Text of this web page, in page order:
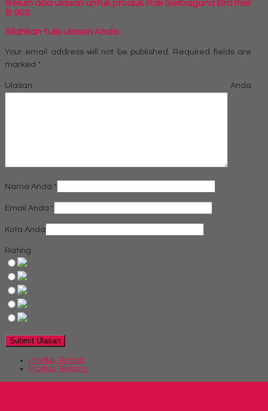
Belum ada ulasan untuk produk Rak Serbaguna Brother
B 902
Silahkan tulis ulasan Anda
Your email address will not be published. Required fields are
marked *
Ulasan Anda
Nama Anda *
Email Anda *
Kota Anda
Rating
Produk Terkait
Produk Terbaru